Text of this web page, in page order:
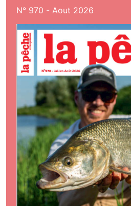
N° 970 - Aout 2026